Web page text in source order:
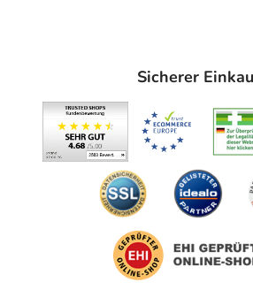
Inhaltsstoffe
Natriumchlorid 5%, Wasser für
Adresse des Anbieters/
PHARMA STULLN GmbH
Angaben gem. EU-
Sicherer